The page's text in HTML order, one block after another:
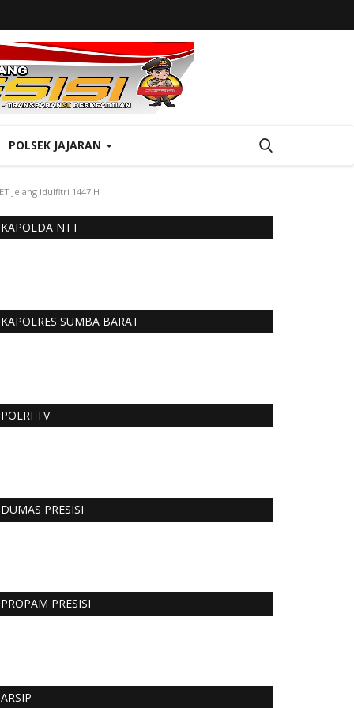
POLSEK JAJARAN
Jelang Idulfitri 1447 H
KAPOLDA NTT
KAPOLRES SUMBA BARAT
POLRI TV
DUMAS PRESISI
PROPAM PRESISI
ARSIP